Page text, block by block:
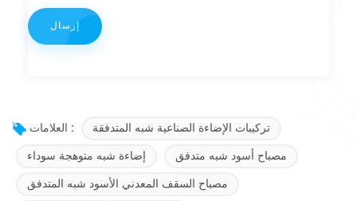
العلامات :
تركيبات الإضاءة الصناعية شبه المتدفقة
إضاءة شبه متوهجة سوداء
مصباح أسود شبه متدفق
مصباح السقف المعدني الأسود شبه المتدفق